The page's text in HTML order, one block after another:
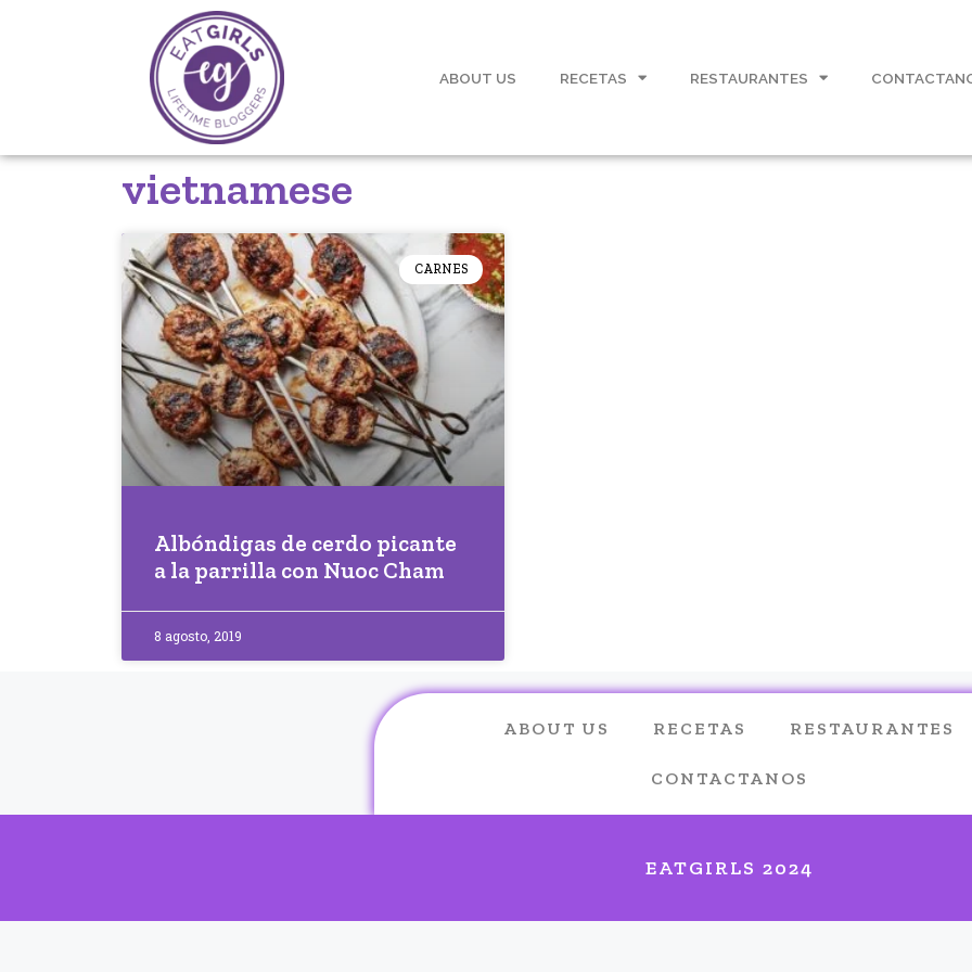
ABOUT US RECETAS RESTAURANTES
vietnamese
CARNES
Albóndigas de cerdo picante
a la parrilla con Nuoc Cham
8 agosto, 2019
ABOUT US RECETAS RESTAURANTES
CONTACTANOS
EATGIRLS 2024